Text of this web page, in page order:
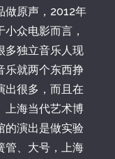
做原声，2012年
众电影而言，
多独立音乐人现
乐就两个东西挣
出很多，而且在
上海当代艺术博
的演出是做实验
管、大号，上海